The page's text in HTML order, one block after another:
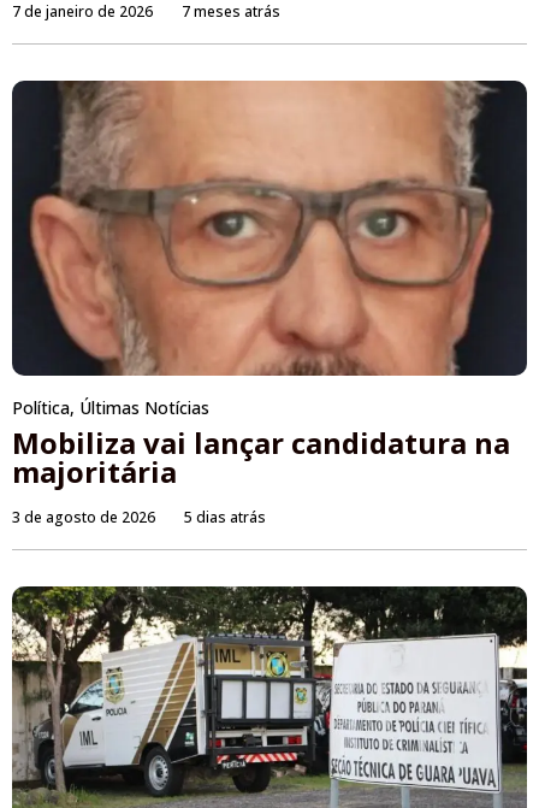
7 de janeiro de 2026 7 meses atrás
Política, Últimas Notícias
Mobiliza vai lançar candidatura na
majoritária
3 de agosto de 2026 5 dias atrás